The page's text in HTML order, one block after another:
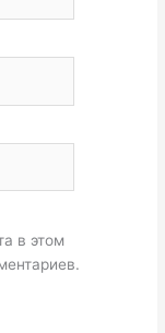
в этом